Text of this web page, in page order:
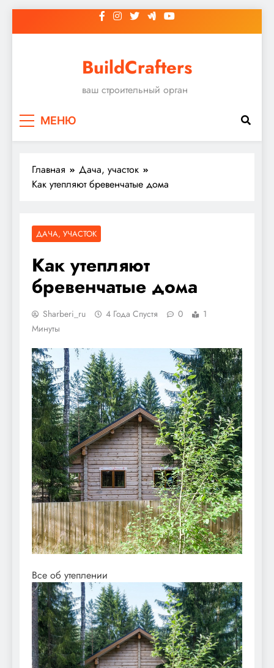
к
BuildCrafters
ваш строительный орган
МЕНЮ
Главная
Дача, участок
Как утепляют бревенчатые дома
ДАЧА, УЧАСТОК
Как утепляют
бревенчатые дома
Sharberi_ru 4 Года Спустя 0
1
Минуты
Все об утеплении